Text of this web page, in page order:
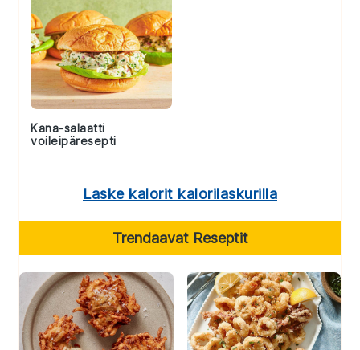
Kana-salaatti
voileipäresepti
Laske kalorit kalorilaskurilla
Trendaavat Reseptit